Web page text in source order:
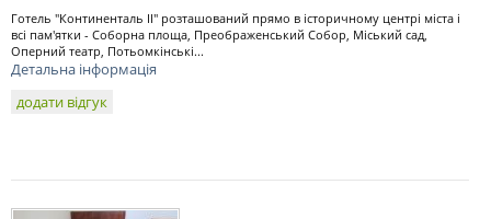
Готель "Континенталь II" розташований прямо в історичному центрі міста і
всі пам'ятки - Соборна площа, Преображенський Собор, Міський сад,
Оперний театр, Потьомкінські...
Детальна інформація
додати відгук